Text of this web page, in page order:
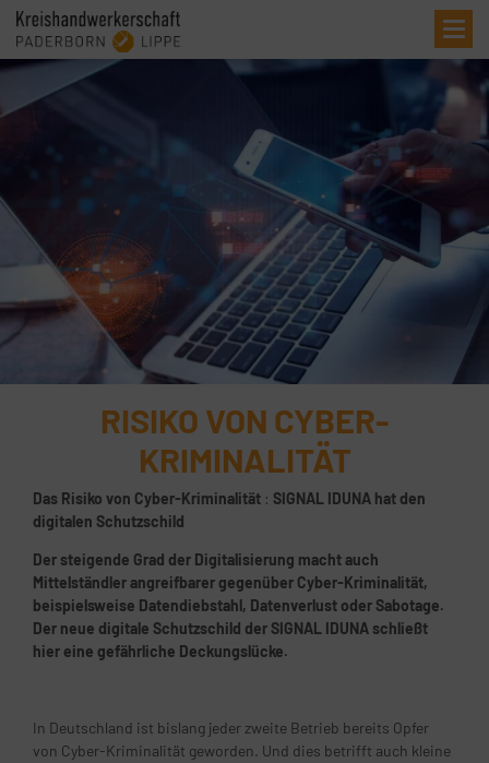
RISIKO VON CYBER-
KRIMINALITÄT
Das Risiko von Cyber-Kriminalität : SIGNAL IDUNA hat den
digitalen Schutzschild
Der steigende Grad der Digitalisierung macht auch
Mittelständler angreifbarer gegenüber Cyber-Kriminalität,
beispielsweise Datendiebstahl, Datenverlust oder Sabotage.
Der neue digitale Schutzschild der SIGNAL IDUNA schließt
hier eine gefährliche Deckungslücke.
In Deutschland ist bislang jeder zweite Betrieb bereits Opfer
von Cyber-Kriminalität geworden. Und dies betrifft auch kleine